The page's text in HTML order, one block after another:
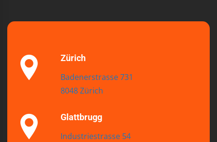
Zürich
Badenerstrasse 731
8048 Zürich
Glattbrugg
Industriestrasse 54